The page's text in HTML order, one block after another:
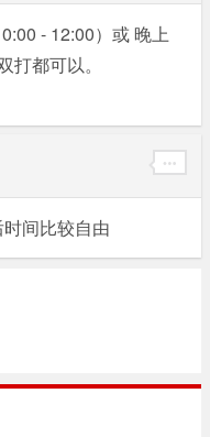
- 12:00）或 晚上
打都可以。
间比较自由